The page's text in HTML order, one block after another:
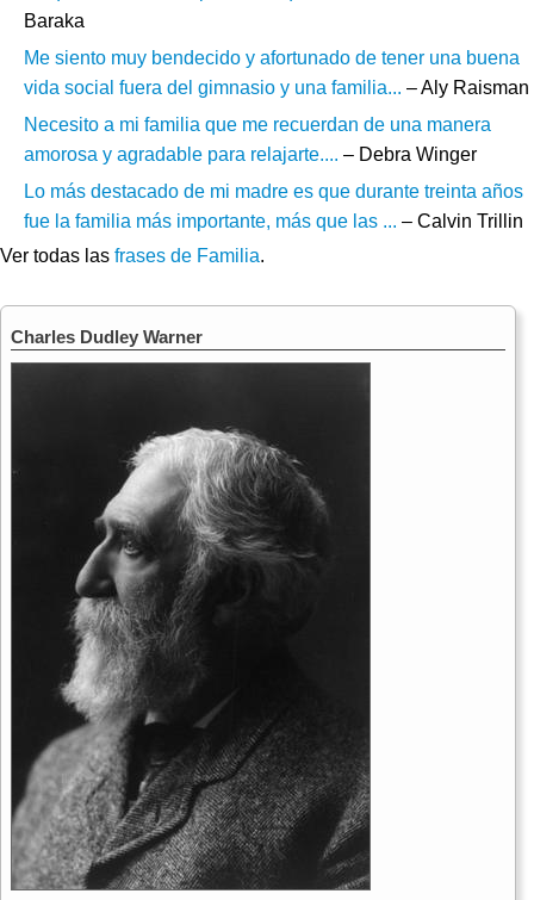
Baraka
Me siento muy bendecido y afortunado de tener una buena
vida social fuera del gimnasio y una familia... – Aly Raisman
Necesito a mi familia que me recuerdan de una manera
amorosa y agradable para relajarte.... – Debra Winger
Lo más destacado de mi madre es que durante treinta años
fue la familia más importante, más que las ... – Calvin Trillin
Ver todas las frases de Familia.
Charles Dudley Warner